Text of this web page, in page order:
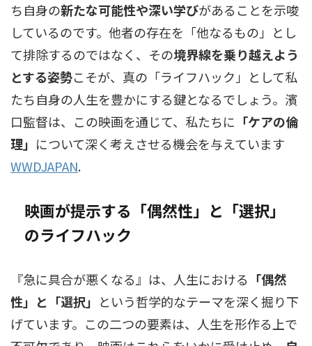
ち自身の新たな可能性や深い学びがあることを示唆
しているのです。他者の存在を「他なるもの」とし
て排除するのではなく、その境界線を乗り越えよう
とする姿勢こそが、真の「ライフハック」として私
たち自身の人生を豊かにする鍵となるでしょう。濱
口監督は、この映画を通じて、私たちに 「ケアの倫
理」 について深く考えさせる機会を与えています
WWDJAPAN.
映画が提示する「偶然性」と「選択」
のライフハック
『急に具合が悪くなる』は、人生における 「偶然
性」と「選択」 という哲学的なテーマを深く掘り下
げています。この二つの要素は、人生を形作る上で